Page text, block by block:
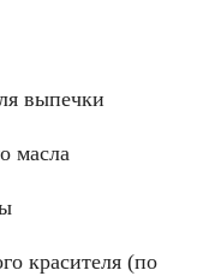
выпечки
масла
красителя (по